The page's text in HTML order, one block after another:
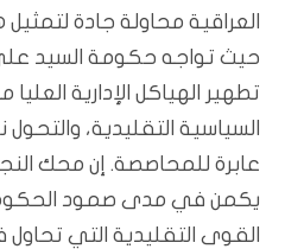
العراقية محاولة جادة لتمثيل
حيث تواجه حكومة السيد
تطهير الهياكل الإدارية العليا
السياسية التقليدية،
عابرة للمحاصصة. إن محك
يكمن في مدى صمود
القوى التقليدية التي تحاول